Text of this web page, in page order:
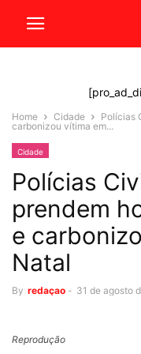
Home Cidade
Polícias
carbonizou vítima em...
Cidade
Polícias
prendem
e
Natal
By redaçao - 31 de agosto
Reprodução